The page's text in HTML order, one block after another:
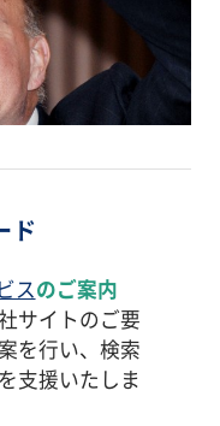
ド
スのご案内
サイトのご要
を行い、検索
支援いたしま